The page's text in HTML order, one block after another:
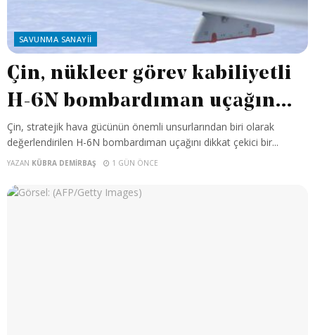
SAVUNMA SANAYII
Çin, nükleer görev kabiliyetli
H-6N bombardıman uçağın...
Çin, stratejik hava gücünün önemli unsurlarından biri olarak
değerlendirilen H-6N bombardıman uçağını dikkat çekici bir...
YAZAN KÜBRA DEMIRBAŞ 1 GÜN ÖNCE